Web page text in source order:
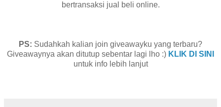
bertransaksi jual beli online.
PS: Sudahkah kalian join giveawayku yang terbaru?
Giveawaynya akan ditutup sebentar lagi lho :) KLIK DI SINI
untuk info lebih lanjut